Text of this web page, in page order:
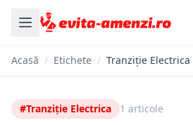
Acasă / Etichete / Tranziție Electrica
#Tranziție Electrica 1 articole